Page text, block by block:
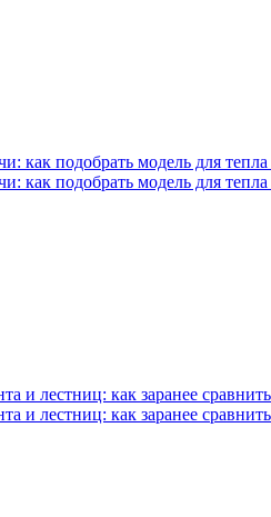
как подобрать модель для
как подобрать модель для
и лестниц: как заранее
и лестниц: как заранее